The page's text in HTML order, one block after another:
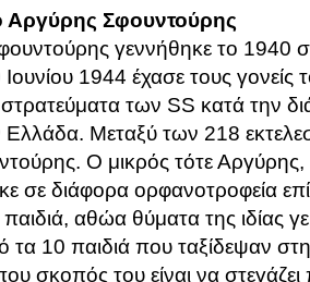
Αργύρης Σφουντούρης
γεννήθηκε το 1940
Ιουνίου 1944 έχασε τους
των SS κατά την
Ελλάδα. Μεταξύ των 218
Ο μικρός τότε
σε διάφορα ορφανοτροφεία επί
αθώα θύματα της ιδίας
τα 10 παιδιά που ταξίδεψαν
σκοπός του είναι να στεγάζει